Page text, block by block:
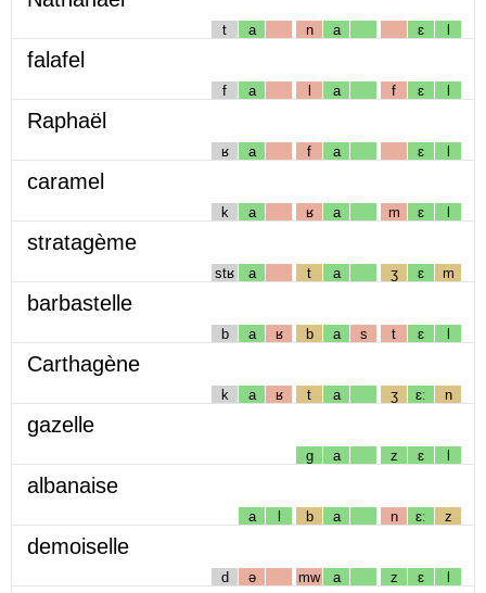
t a n a ɛ l
falafel
f a l a f ɛ l
Raphaël
ʁ a f a ɛ l
caramel
k a ʁ a m ɛ l
stratagème
stʁ a t a ʒ ɛ m
barbastelle
b a ʁ b a s t ɛ l
Carthagène
k a ʁ t a ʒ ɛː n
gazelle
g a z ɛ l
albanaise
a l b a n ɛː z
demoiselle
d ə mw a z ɛ l